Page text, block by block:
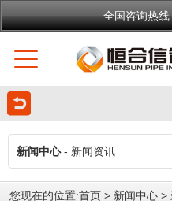
全国咨询热
新闻中心- 新闻资讯
您现在的位置:首页 > 新闻中心 >